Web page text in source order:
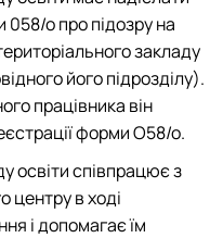
о про підозру на
закладу
його підрозділу).
працівника він
форми О58/о.
освіти співпрацює з
центру в ході
і допомагає їм